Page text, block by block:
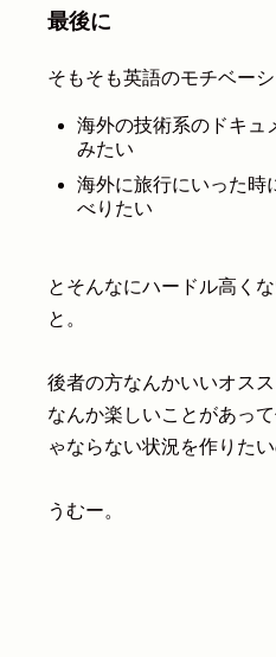
最後に
そもそも英語のモチベー
海外の技術系のドキュ
みたい
海外に旅行にいった時
べりたい
とそんなにハードル高く
と。
後者の方なんかいいオス
なんか楽しいことがあっ
ゃならない状況を作りた
うむー。